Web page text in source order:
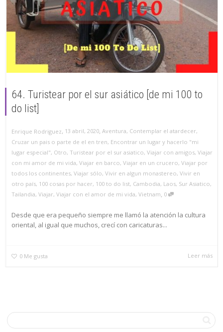
64. Turistear por el sur asiático [de mi 100 to
do list]
Enrique Rodriguez, 13 abril, 2020, Aventura, Contemplar el atardecer,
Cruzar un pais o parte de el en tren, Encontrar un lugar y hacerlo "mi
lugar especial", Otro, Turistear por el sur asiatico, Viajar con amigos, Viajar
con mi amor de mi vida, Viajar en barco, Viajar en un crucero, Viajar por
todos los continentes, Viajar sólo, Vivir en algun monastereo, Vivir en
otro país, 100 cosas por hacer, 100 to do list, Cambodia, Laos, Sur Asiatico,
Tailandia, Viajar, Viajar con el amor de mi vida, Vietnam, 0
Desde que era pequeño siempre me llamó la atención la cultura
oriental, al igual que muchos, crecí con caricaturas...
0 Me gusta Leer más